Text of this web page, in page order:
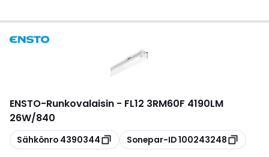
ENSTO-Runkovalaisin - FL12 3RM60F 4190LM
26W/840
Kopioi
Sähkönro 4390344 Kopioi
Sonepar-ID100243248